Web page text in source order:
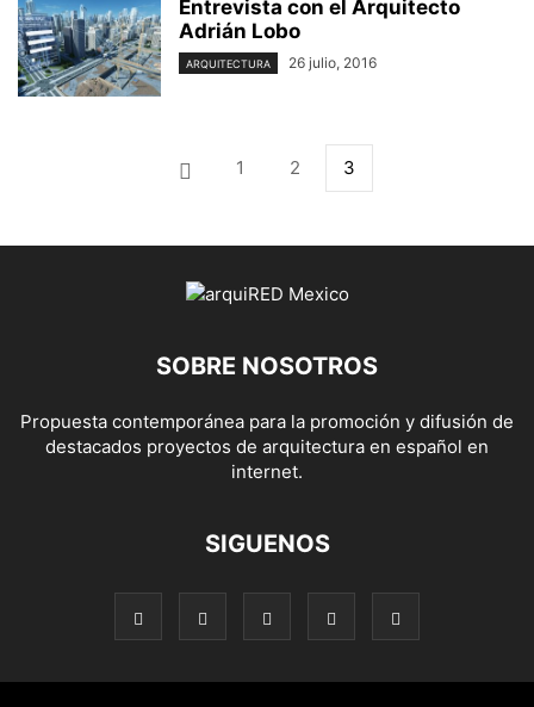
Entrevista con el Arquitecto
Adrián Lobo
ARQUITECTURA 26 julio, 2016
1 2 3
SOBRE NOSOTROS
Propuesta contemporánea para la promoción y difusión de
destacados proyectos de arquitectura en español en
internet.
SIGUENOS